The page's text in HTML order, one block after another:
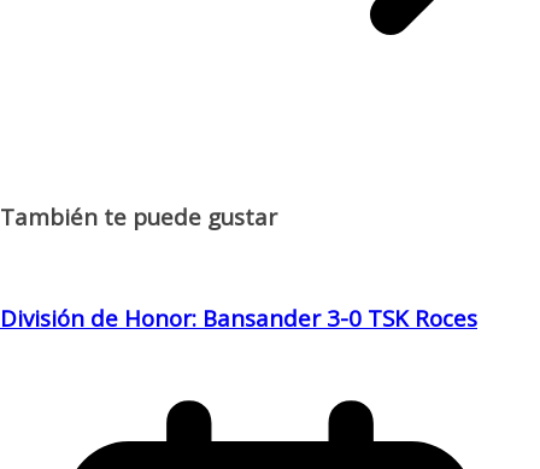
También te puede gustar
División de Honor: Bansander 3-0 TSK Roces